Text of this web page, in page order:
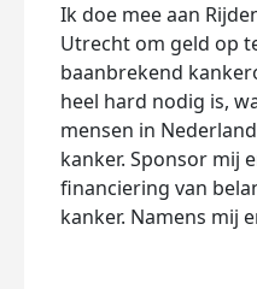
Ik doe mee aan
Utrecht om geld op
baanbrekend
heel hard nodig is,
mensen in
kanker. Sponsor mij
financiering van
kanker. Namens mij